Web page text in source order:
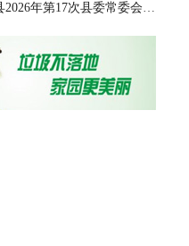
王文红主持召开双峰县2026年第17次县委常委会会议